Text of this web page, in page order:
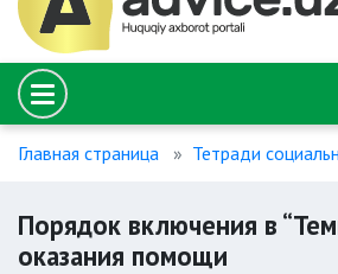
Главная страница Тетради
Порядок включения в
оказания помощи